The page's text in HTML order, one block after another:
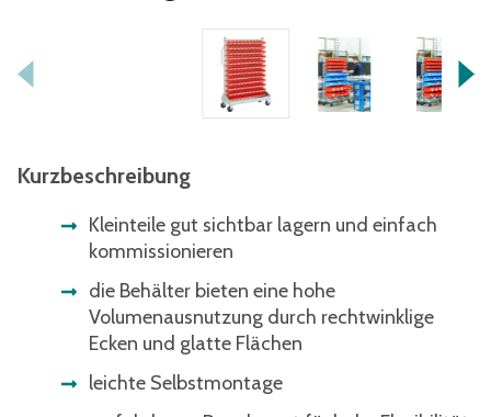
Kurzbeschreibung
Kleinteile gut sichtbar lagern und einfach
kommissionieren
die Behälter bieten eine hohe
Volumenausnutzung durch rechtwinklige
Ecken und glatte Flächen
leichte Selbstmontage